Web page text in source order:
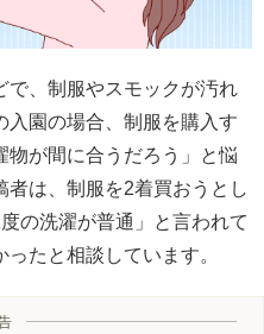
で、制服やスモックが汚れ
入園の場合、制服を購入す
物が間に合うだろう」と悩
者は、制服を2着買おうとし
の洗濯が普通」と言われて
たと相談しています。